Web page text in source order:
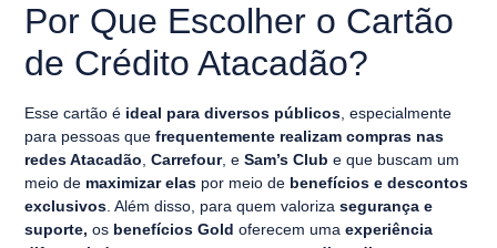
Por Que Escolher o Cartão
de Crédito Atacadão?
Esse cartão é ideal para diversos públicos , especialmente
para pessoas quefrequentemente realizam compras nas
redes Atacadão ,Carrefour, eSam’s Club e que buscam um
meio de maximizar elas por meio de benefícios e descontos
exclusivos . Além disso, para quem valoriza segurança e
suporte, os benefícios Gold oferecem umaexperiência